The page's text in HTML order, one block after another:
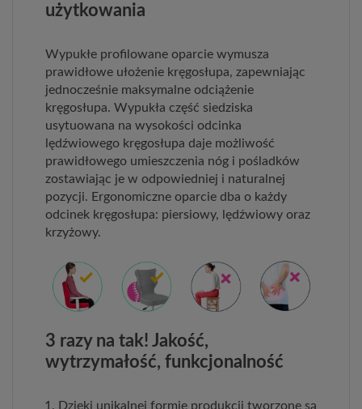
użytkowania
Wypukłe profilowane oparcie wymusza
prawidłowe ułożenie kręgosłupa, zapewniając
jednocześnie maksymalne odciążenie
kręgosłupa. Wypukła część siedziska
usytuowana na wysokości odcinka
lędźwiowego kręgosłupa daje możliwość
prawidłowego umieszczenia nóg i pośladków
zostawiając je w odpowiedniej i naturalnej
pozycji. Ergonomiczne oparcie dba o każdy
odcinek kręgosłupa: piersiowy, lędźwiowy oraz
krzyżowy.
3 razy na tak! Jakość,
wytrzymałość, funkcjonalność
Dzięki unikalnej formie produkcji tworzone są